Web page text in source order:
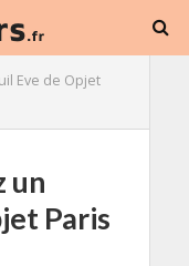
Eve de Opjet
un
Paris